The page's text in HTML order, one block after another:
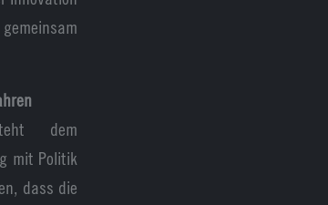
dem
mit Politik
dass die